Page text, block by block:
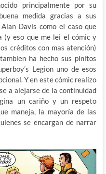
principalmente por su
medida gracias a sus
Davis como el caso que
(y eso que me lei el cómic y
créditos con mas atención)
ha hecho sus pinitos
Legion uno de esos
Y en este cómic realizo
a alejarse de la continuidad
un cariño y un respeto
maneja, la mayoría de las
se encargan de narrar